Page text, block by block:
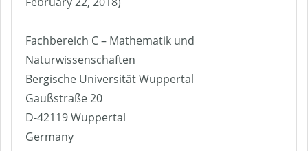
Fachbereich C – Mathematik und
Naturwissenschaften
Bergische Universität Wuppertal
Gaußstraße 20
D-42119 Wuppertal
Germany